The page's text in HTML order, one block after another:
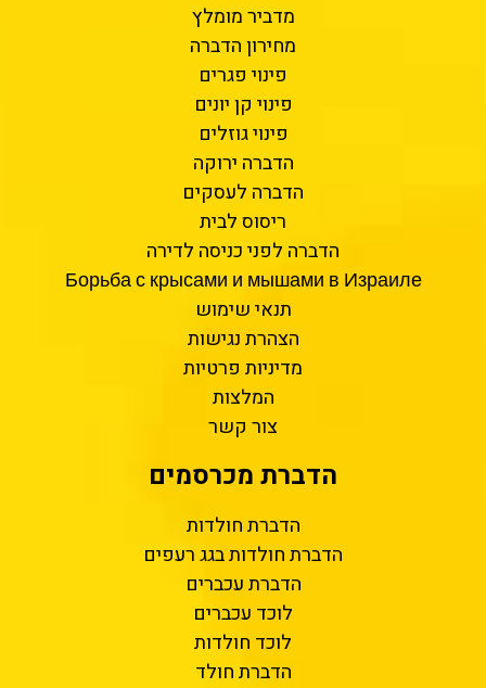
מדביר מומלץ
מחירון הדברה
פינוי פגרים
פינוי קן יונים
פינוי גוזלים
הדברה ירוקה
הדברה לעסקים
ריסוס לבית
הדברה לפני כניסה לדירה
Борьба с крысами и мышами в Израиле
תנאי שימוש
הצהרת נגישות
מדיניות פרטיות
המלצות
צור קשר
הדברת מכרסמים
הדברת חולדות
הדברת חולדות בגג רעפים
הדברת עכברים
לוכד עכברים
לוכד חולדות
הדברת חולד